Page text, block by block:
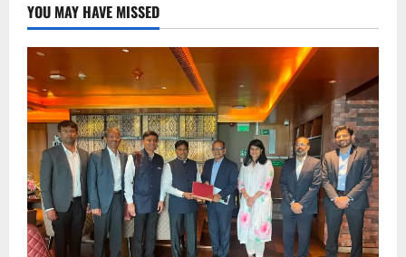
YOU MAY HAVE MISSED